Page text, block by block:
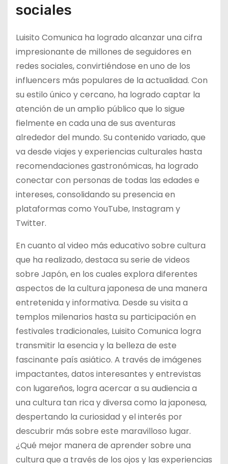
sociales
Luisito Comunica ha logrado alcanzar una cifra
impresionante de millones de seguidores en
redes sociales, convirtiéndose en uno de los
influencers más populares de la actualidad. Con
su estilo único y cercano, ha logrado captar la
atención de un amplio público que lo sigue
fielmente en cada una de sus aventuras
alrededor del mundo. Su contenido variado, que
va desde viajes y experiencias culturales hasta
recomendaciones gastronómicas, ha logrado
conectar con personas de todas las edades e
intereses, consolidando su presencia en
plataformas como YouTube, Instagram y
Twitter.
En cuanto al video más educativo sobre cultura
que ha realizado, destaca su serie de videos
sobre Japón, en los cuales explora diferentes
aspectos de la cultura japonesa de una manera
entretenida y informativa. Desde su visita a
templos milenarios hasta su participación en
festivales tradicionales, Luisito Comunica logra
transmitir la esencia y la belleza de este
fascinante país asiático. A través de imágenes
impactantes, datos interesantes y entrevistas
con lugareños, logra acercar a su audiencia a
una cultura tan rica y diversa como la japonesa,
despertando la curiosidad y el interés por
descubrir más sobre este maravilloso lugar.
¿Qué mejor manera de aprender sobre una
cultura que a través de los ojos y las experiencias